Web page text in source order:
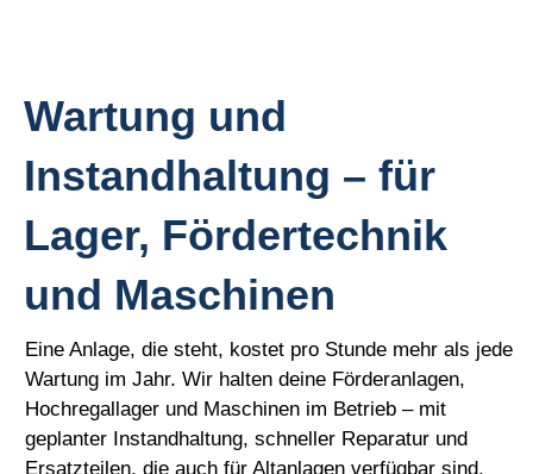
Wartung und
Instandhaltung – für
Lager, Fördertechnik
und Maschinen
Eine Anlage, die steht, kostet pro Stunde mehr als jede
Wartung im Jahr. Wir halten deine Förderanlagen,
Hochregallager und Maschinen im Betrieb – mit
geplanter Instandhaltung, schneller Reparatur und
Ersatzteilen, die auch für Altanlagen verfügbar sind.